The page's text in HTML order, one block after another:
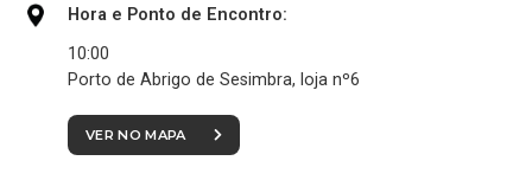
Hora e Ponto de Encontro:
10:00
Porto de Abrigo de Sesimbra, loja nº6
VER NO MAPA